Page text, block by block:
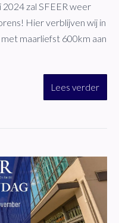
2024 zal SFEER weer
Hier verblijven wij in
maarliefst 600km aan
Lees verder